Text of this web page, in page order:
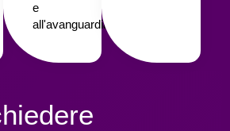
e
all'avanguardia.